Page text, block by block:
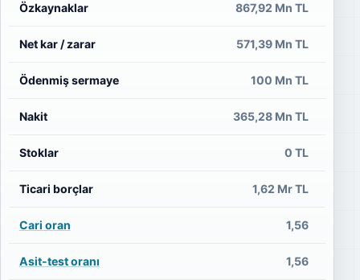
Özkaynaklar 867,92 Mn TL
Net kar / zarar 571,39 Mn TL
Ödenmiş sermaye 100 Mn TL
Nakit 365,28 Mn TL
Stoklar 0 TL
Ticari borçlar 1,62 Mr TL
Cari oran 1,56
Asit-test oranı 1,56